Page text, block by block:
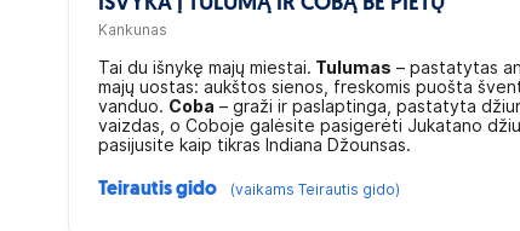
Kankunas
Tai du išnykę majų miestai. Tulumas – pastatytas
majų uostas: aukštos sienos, freskomis puošta
vanduo. Coba – graži ir paslaptinga, pastatyta
vaizdas, o Coboje galėsite pasigerėti Jukatano
pasijusite kaip tikras Indiana Džounsas.
Teirautis gido (vaikams Teirautis gido)